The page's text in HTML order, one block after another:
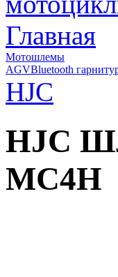
Главная
Мотошлемы
AGVBluetooth
HJC
HJC
MC4H